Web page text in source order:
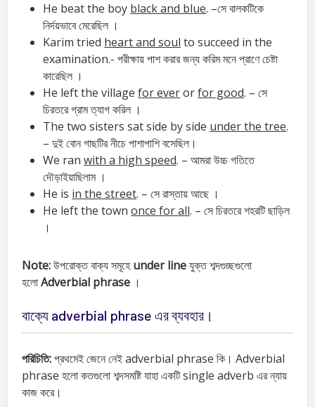
He beat the boy black and blue. –সে বালকটিকে
নির্দয়ভাবে মেরেছিল ।
Karim tried heart and soul to succeed in the
examination.- পরীক্ষায় পাশ করার জন্য করিম মনে প্রাণে চেষ্টা
কারেছিল ।
He left the villagefor everorfor good. – সে
চিরতরে গ্রাম ত্যাগ করিল ।
The two sisters sat side by side under the tree.
– দুই বোন গাছটির নীচে পাশাপাশি বসেছিল।
We ranwith a high speed. – আমরা উচ্চ গতিতে
দৌড়াইয়াছিলাম ।
He is in the street. – সে রাস্তায় আছে ।
He left the townonce for all. – সে চিরতরে শহরটি ছাড়িল
।
Note:উপরোক্ত বাক্য সমূহেunder lineযুক্ত শব্দগুচ্ছগুলো
হলোAdverbial phrase ।
বাক্যে adverbial phrase এর ব্যবহার।
পরিচিতি:প্রথমেই জেনে নেই adverbial phrase কি। Adverbial
phrase হলো কতগুলো শব্দসমষ্টি যাহা একটি single adverb এর ন্যায়
কাজ করে।